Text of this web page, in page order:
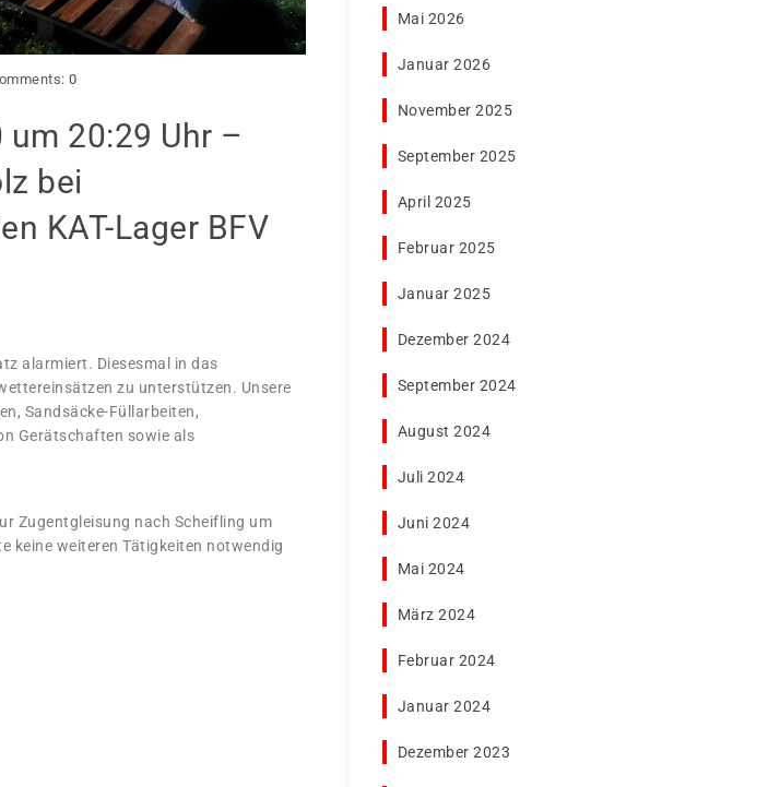
0
um 20:29 Uhr –
bei
KAT-Lager BFV
alarmiert. Diesesmal in das
zu unterstützen. Unsere
Sandsäcke-Füllarbeiten,
Gerätschaften sowie als
Zugentgleisung nach Scheifling um
keine weiteren Tätigkeiten notwendig
Mai 2026
Januar 2026
November 2025
September 2025
April 2025
Februar 2025
Januar 2025
Dezember 2024
September 2024
August 2024
Juli 2024
Juni 2024
Mai 2024
März 2024
Februar 2024
Januar 2024
Dezember 2023